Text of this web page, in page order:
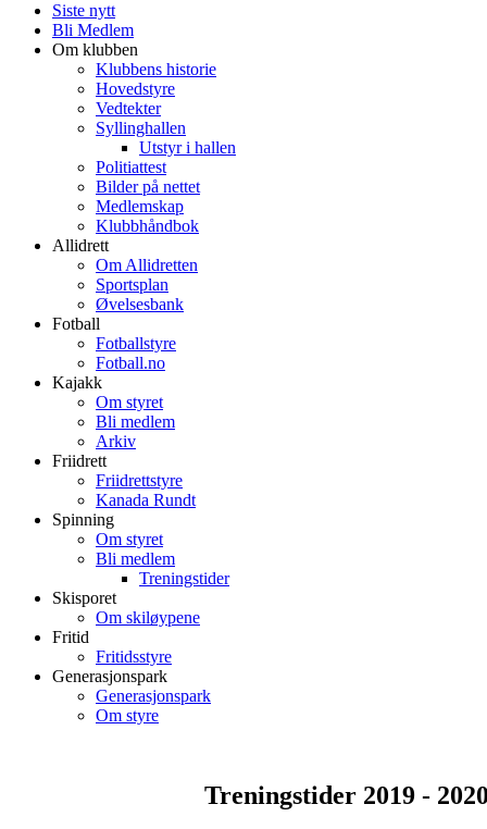
Siste nytt
Bli Medlem
Om klubben
Klubbens historie
Hovedstyre
Vedtekter
Syllinghallen
Utstyr i hallen
Politiattest
Bilder på nettet
Medlemskap
Klubbhåndbok
Allidrett
Om Allidretten
Sportsplan
Øvelsesbank
Fotball
Fotballstyre
Fotball.no
Kajakk
Om styret
Bli medlem
Arkiv
Friidrett
Friidrettstyre
Kanada Rundt
Spinning
Om styret
Bli medlem
Treningstider
Skisporet
Om skiløypene
Fritid
Fritidsstyre
Generasjonspark
Generasjonspark
Om styre
Treningstider 2019 -